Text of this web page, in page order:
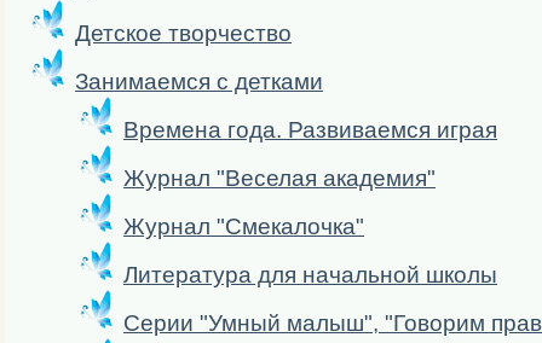
Детское творчество
Занимаемся с детками
Времена года. Развиваемся играя
Журнал "Веселая академия"
Журнал "Смекалочка"
Литература для начальной школы
Серии "Умный малыш", "Говорим